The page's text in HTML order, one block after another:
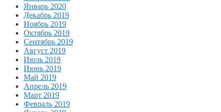
Январь 2020
Декабрь 2019
Ноябрь 2019
Октябрь 2019
Сентябрь 2019
Август 2019
Июль 2019
Июнь 2019
Май 2019
Апрель 2019
Март 2019
Февраль 2019